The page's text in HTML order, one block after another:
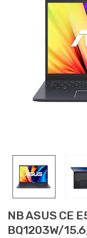
NB ASUS CE
BQ1203W/